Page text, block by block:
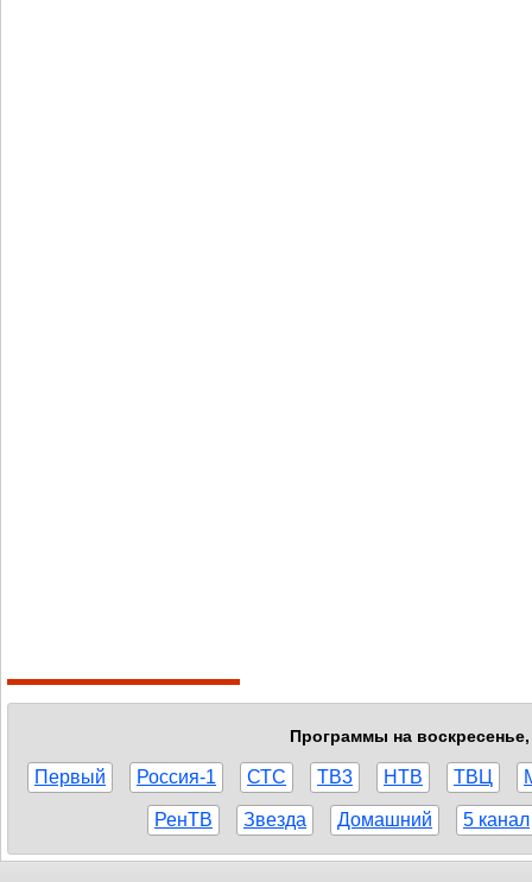
Программы на воскресенье,
Первый Россия-1 СТС ТВ3 НТВ ТВЦ
РенТВ Звезда Домашний 5 канал